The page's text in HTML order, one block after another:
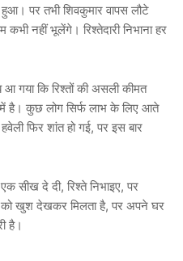
हुआ। पर तभी शिवकुमार वापस लौटे
नहीं भूलेंगे। रिश्तेदारी निभाना हर
आ गया कि रिश्तों की असली कीमत
है। कुछ लोग सिर्फ लाभ के लिए आते
फिर शांत हो गई, पर इस बार
सीख दे दी, रिश्ते निभाइए, पर
को खुश देखकर मिलता है, पर अपने घर
है।